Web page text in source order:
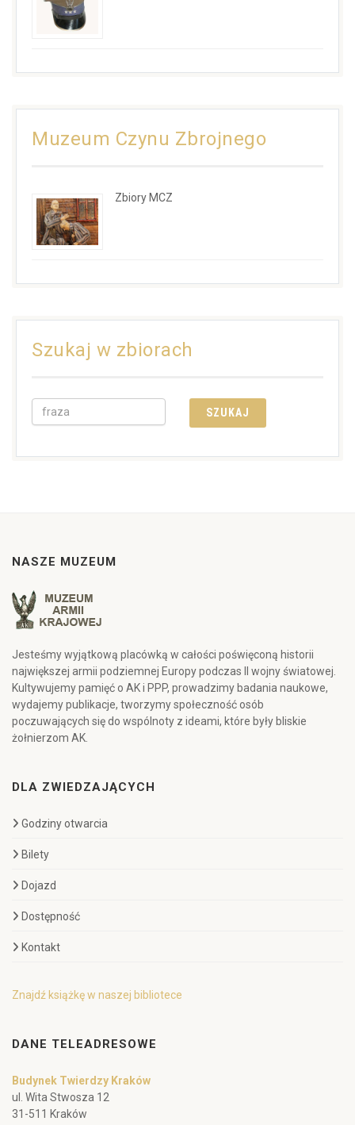
Muzeum Czynu Zbrojnego
Zbiory MCZ
Szukaj w zbiorach
NASZE MUZEUM
Jesteśmy wyjątkową placówką w całości poświęconą historii
największej armii podziemnej Europy podczas II wojny światowej.
Kultywujemy pamięć o AK i PPP, prowadzimy badania naukowe,
wydajemy publikacje, tworzymy społeczność osób
poczuwających się do wspólnoty z ideami, które były bliskie
żołnierzom AK.
DLA ZWIEDZAJĄCYCH
Godziny otwarcia
Bilety
Dojazd
Dostępność
Kontakt
Znajdź książkę w naszej bibliotece
DANE TELEADRESOWE
Budynek Twierdzy Kraków
ul. Wita Stwosza 12
31-511 Kraków